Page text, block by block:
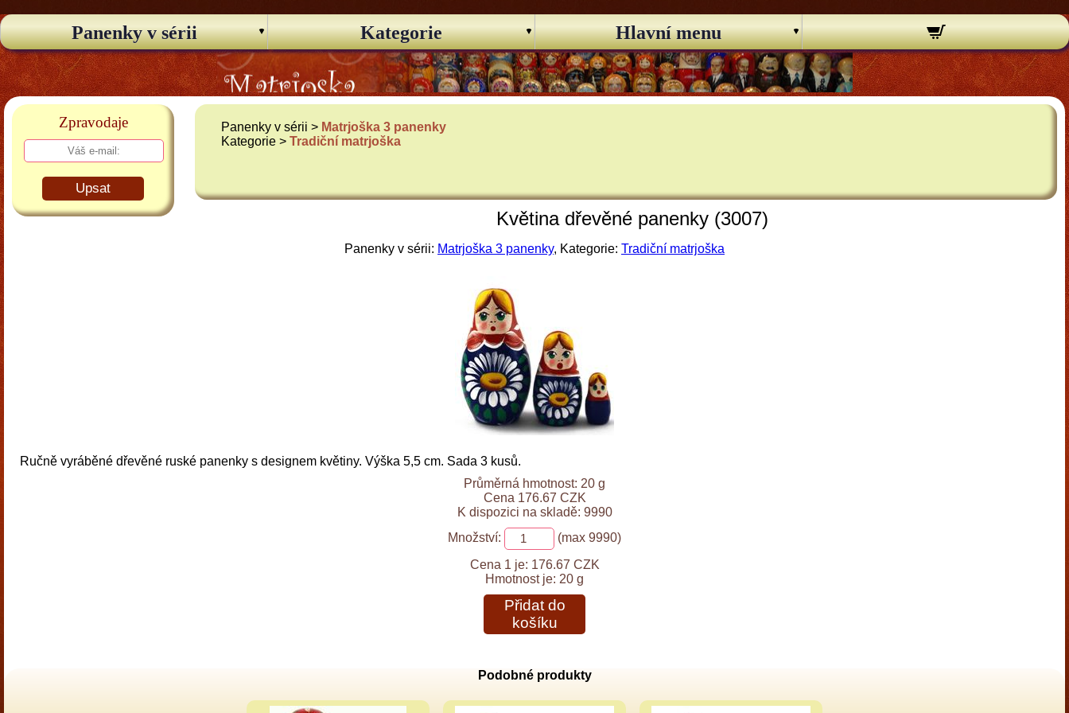
Panenky v sérii Kategorie Hlavní menu
Zpravodaje
Upsat
Panenky v sérii > Matrjoška 3 panenky
Kategorie >Tradiční matrjoška
Květina dřevěné panenky (3007)
Panenky v sérii: Matrjoška 3 panenky, Kategorie: Tradiční matrjoška
Ručně vyráběné dřevěné ruské panenky s designem květiny. Výška 5,5 cm. Sada 3 kusů.
Průměrná hmotnost: 20 g
Cena 176.67 CZK
K dispozici na skladě: 9990
Množství:
(max 9990)
Cena 1 je: 176.67 CZK
Hmotnost je: 20 g
Přidat do
košíku
Podobné produkty